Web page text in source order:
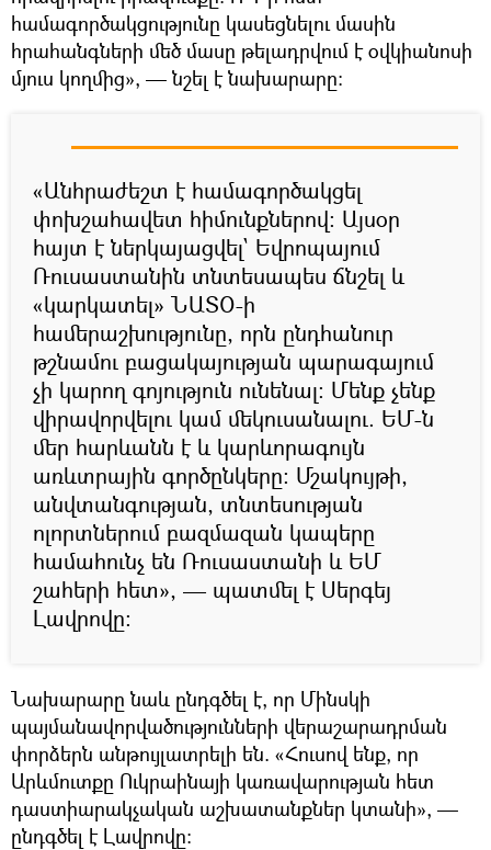
համագործակցությունը կասեցնելու մասին
հրահանգների մեծ մասը թելադրվում է օվկիանոսի
մյուս կողմից», — նշել է նախարարը։
«Անհրաժեշտ է համագործակցել
փոխշահավետ հիմունքներով։ Այսօր
հայտ է ներկայացվել` Եվրոպայում
Ռուսաստանին տնտեսապես ճնշել և
«կարկատել» ՆԱՏՕ-ի
համերաշխությունը, որն ընդհանուր
թշնամու բացակայության պարագայում
չի կարող գոյություն ունենալ։ Մենք չենք
վիրավորվելու կամ մեկուսանալու. ԵՄ-ն
մեր հարևանն է և կարևորագույն
առևտրային գործընկերը։ Մշակույթի,
անվտանգության, տնտեսության
ոլորտներում բազմազան կապերը
համահունչ են Ռուսաստանի և ԵՄ
շահերի հետ», — պատմել է Սերգեյ
Լավրովը։
Նախարարը նաև ընդգծել է, որ Մինսկի
պայմանավորվածությունների վերաշարադրման
փորձերն անթույլատրելի են. «Հուսով ենք, որ
Արևմուտքը Ուկրաինայի կառավարության հետ
դաստիարակչական աշխատանքներ կտանի», —
ընդգծել է Լավրովը։